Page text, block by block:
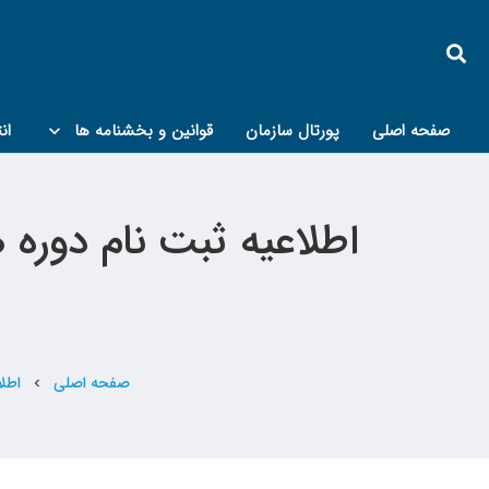
صفحه اصلی پورتال سازمان قوانین و بخشنامه ها
اطلاعیه ثبت نام
صفحه اصلی chevron_left